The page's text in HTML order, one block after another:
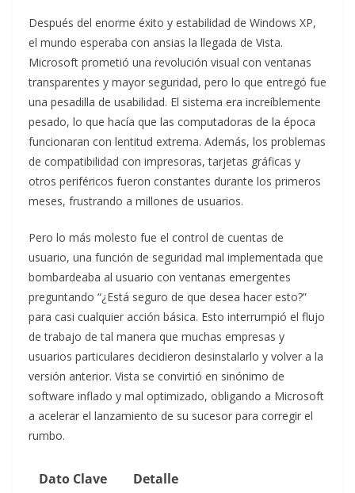
Después del enorme éxito y estabilidad de Windows XP,
el mundo esperaba con ansias la llegada de Vista.
Microsoft prometió una revolución visual con ventanas
transparentes y mayor seguridad, pero lo que entregó fue
una pesadilla de usabilidad. El sistema era increíblemente
pesado, lo que hacía que las computadoras de la época
funcionaran con lentitud extrema. Además, los problemas
de compatibilidad con impresoras, tarjetas gráficas y
otros periféricos fueron constantes durante los primeros
meses, frustrando a millones de usuarios.
Pero lo más molesto fue el control de cuentas de
usuario, una función de seguridad mal implementada que
bombardeaba al usuario con ventanas emergentes
preguntando “¿Está seguro de que desea hacer esto?”
para casi cualquier acción básica. Esto interrumpió el flujo
de trabajo de tal manera que muchas empresas y
usuarios particulares decidieron desinstalarlo y volver a la
versión anterior. Vista se convirtió en sinónimo de
software inflado y mal optimizado, obligando a Microsoft
a acelerar el lanzamiento de su sucesor para corregir el
rumbo.
Dato Clave
Detalle